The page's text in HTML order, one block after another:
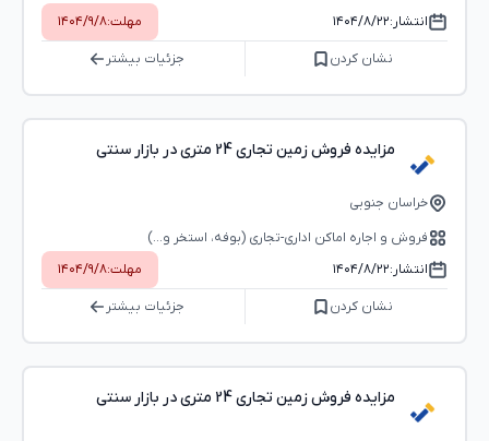
انتشار:۱۴۰۴/۸/۲۲ مهلت:۱۴۰۴/۹/۸
نشان کردن جزئیات بیشتر
مزایده فروش زمین تجاری 24 متری در بازار سنتی
خراسان جنوبی
فروش و اجاره اماکن اداری-تجاری (بوفه، استخر و...)
انتشار:۱۴۰۴/۸/۲۲ مهلت:۱۴۰۴/۹/۸
نشان کردن جزئیات بیشتر
مزایده فروش زمین تجاری 24 متری در بازار سنتی